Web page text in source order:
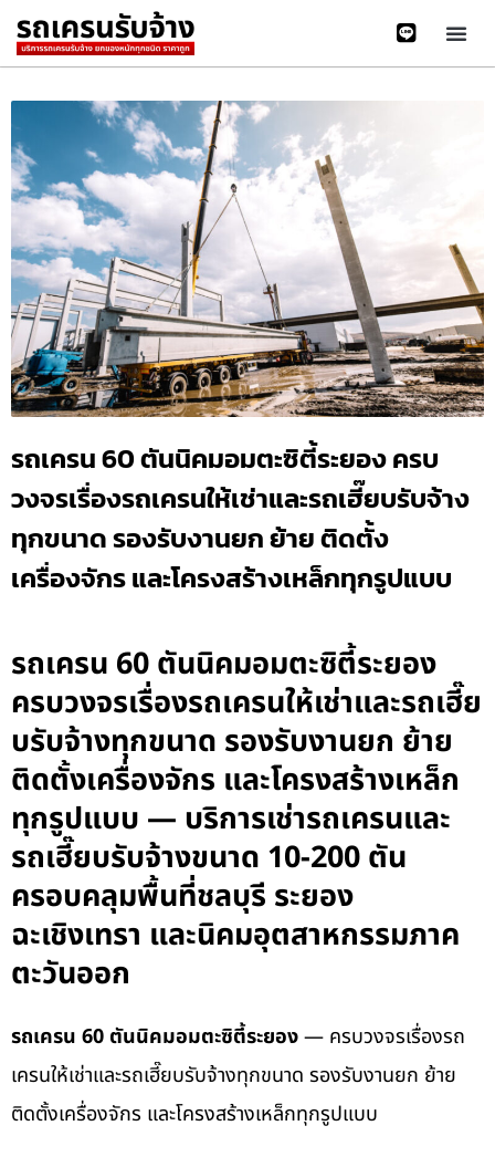
รถเครน 60 ตันนิคมอมตะซิตี้ระยอง ครบ
วงจรเรื่องรถเครนให้เช่าและรถเฮี๊ยบรับจ้าง
ทุกขนาด รองรับงานยก ย้าย ติดตั้ง
เครื่องจักร และโครงสร้างเหล็กทุกรูปแบบ
รถเครน 60 ตันนิคมอมตะซิตี้ระยอง
ครบวงจรเรื่องรถเครนให้เช่าและรถเฮี๊ย
บรับจ้างทุกขนาด รองรับงานยก ย้าย
ติดตั้งเครื่องจักร และโครงสร้างเหล็ก
ทุกรูปแบบ — บริการเช่ารถเครนและ
รถเฮี๊ยบรับจ้างขนาด 10-200 ตัน
ครอบคลุมพื้นที่ชลบุรี ระยอง
ฉะเชิงเทรา และนิคมอุตสาหกรรมภาค
ตะวันออก
รถเครน 60 ตันนิคมอมตะซิตี้ระยอง— ครบวงจรเรื่องรถ
เครนให้เช่าและรถเฮี๊ยบรับจ้างทุกขนาด รองรับงานยก ย้าย
ติดตั้งเครื่องจักร และโครงสร้างเหล็กทุกรูปแบบ